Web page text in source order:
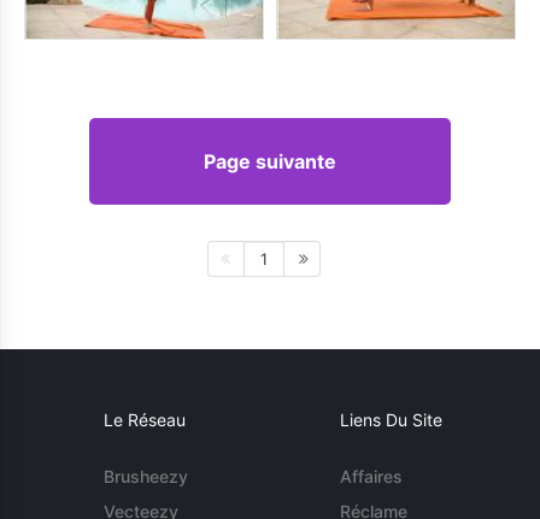
Page suivante
1
Le Réseau
Brusheezy
Vecteezy
Liens Du Site
Affaires
Réclame